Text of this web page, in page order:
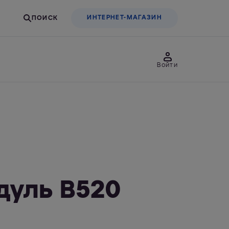
ИНТЕРНЕТ-МАГАЗИН
Войти
В520